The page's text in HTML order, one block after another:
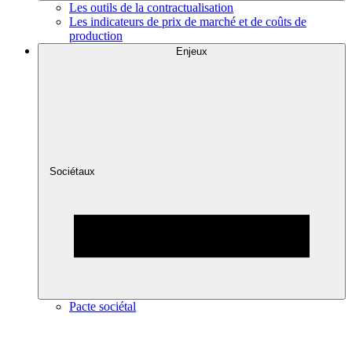
Les outils de la contractualisation
Les indicateurs de prix de marché et de coûts de
production
Enjeux
Sociétaux
Pacte sociétal